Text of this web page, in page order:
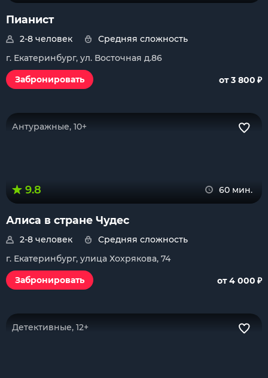
Пианист
2-8 человек
Средняя сложность
г. Екатеринбург, ул. Восточная д.86
Забронировать
от 3 800 ₽
Антуражные, 10+
9.8 60 мин.
Алиса в стране Чудес
2-8 человек
Средняя сложность
г. Екатеринбург, улица Хохрякова, 74
Забронировать
от 4 000 ₽
Детективные, 12+